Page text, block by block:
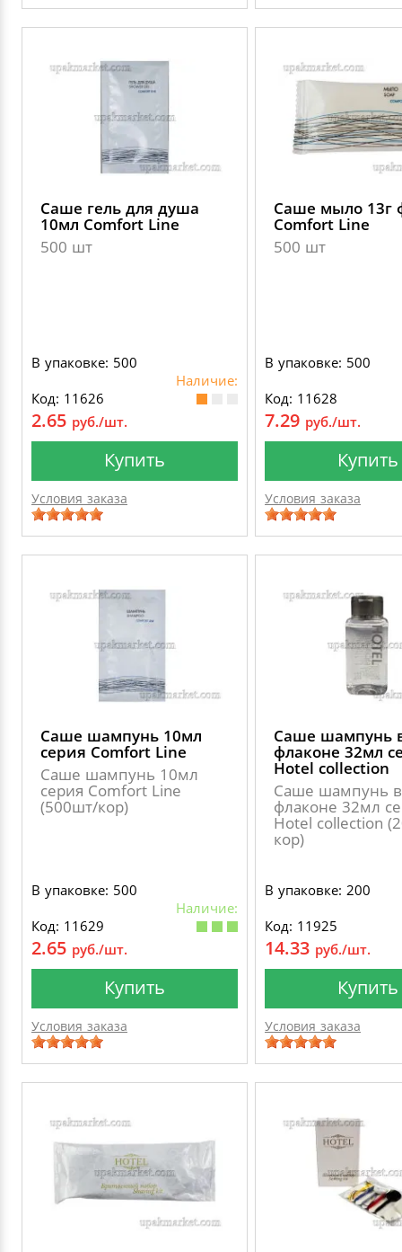
Саше гель для душа
10мл Comfort Line
500 шт
В упаковке: 500
Наличие:
Код: 11626
2.65 руб./шт.
Купить
Условия заказа
Саше мыло 13г
Comfort Line
500 шт
В упаковке: 500
Код: 11628
7.29 руб./шт.
Купить
Условия заказа
Саше шампунь 10мл
серия Comfort Line
Саше шампунь 10мл
серия Comfort Line
(500шт/кор)
В упаковке: 500
Наличие:
Код: 11629
2.65 руб./шт.
Купить
Условия заказа
Саше шампунь
флаконе 32мл
Hotel collection
Саше шампунь
флаконе 32мл
Hotel collection
кор)
В упаковке: 200
Код: 11925
14.33 руб./шт.
Купить
Условия заказа